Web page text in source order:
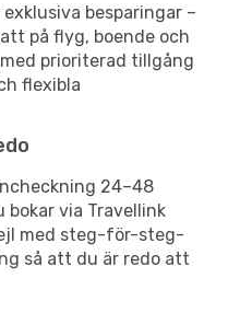
besparingar –
på flyg, boende och
prioriterad tillgång
flexibla
24–48
bokar via Travellink
med steg-för-steg-
så att du är redo att